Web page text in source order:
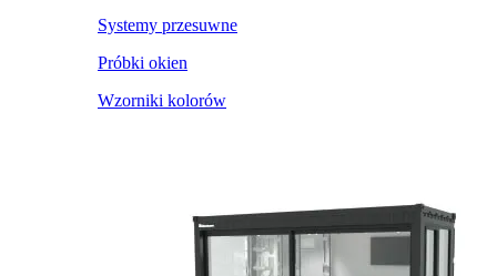
Systemy przesuwne
Próbki okien
Wzorniki kolorów